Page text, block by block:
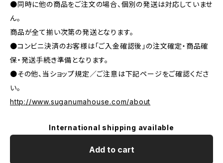
●同時に他の商品をご注文の場合、個別の発送は対応していませ
ん。
商品が全て揃い次第の発送となります。
●コンビニ決済のお客様は「ご入金確認後」の注文確定・商品確
保・発送手続き準備となります。
●その他、当ショップ規定／ご注意は下記ページをご確認くださ
い。
http://www.suganumahouse.com/about
International shipping available
Add to cart